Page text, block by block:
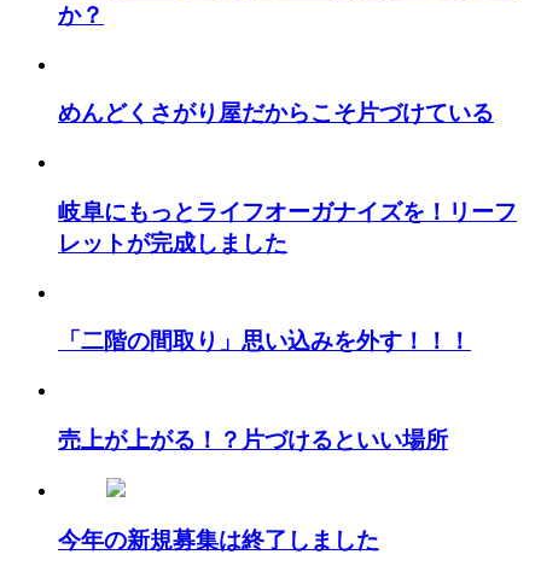
か？
めんどくさがり屋だからこそ片づけている
岐阜にもっとライフオーガナイズを！リーフ
レットが完成しました
「二階の間取り」思い込みを外す！！！
売上が上がる！？片づけるといい場所
今年の新規募集は終了しました